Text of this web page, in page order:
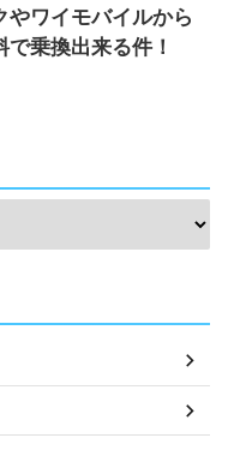
やワイモバイルから
乗換出来る件！